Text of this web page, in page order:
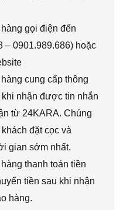
gọi điện đến
– 0901.989.686) hoặc
cung cấp thông
nhận được tin nhắn
từ 24KARA. Chúng
đặt cọc và
gian sớm nhất.
thanh toán tiền
tiền sau khi nhận
hàng.